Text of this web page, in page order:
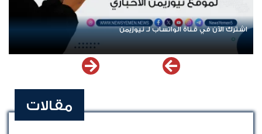
اشترك الآن في قناة الواتساب لـ نيوزيمن
مقالات